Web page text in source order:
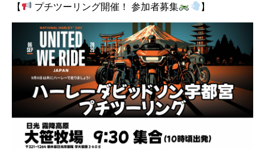
【 プチツーリング開催！ 参加者募集 】